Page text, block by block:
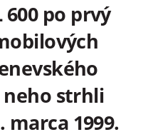
600 po prvý
neho strhli
1999.